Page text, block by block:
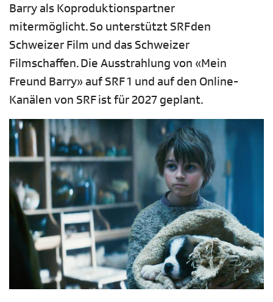
Barry als Koproduktionspartner
mitermöglicht. So unterstützt SRF den
Schweizer Film und das Schweizer
Filmschaffen. Die Ausstrahlung von «Mein
Freund Barry» auf SRF 1 und auf den Online-
Kanälen von SRF ist für 2027 geplant.